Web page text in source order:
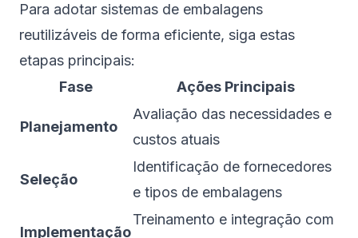
Para adotar sistemas de embalagens
reutilizáveis de forma eficiente, siga estas
etapas principais:
Fase
Ações Principais
Planejamento
Avaliação das necessidades e
custos atuais
Seleção
Identificação de fornecedores
e tipos de embalagens
Implementação
Treinamento e integração com